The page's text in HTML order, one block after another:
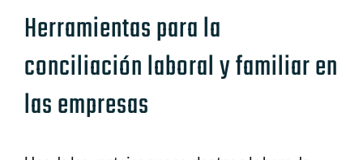
Herramientas para la
conciliación laboral y familiar en
las empresas